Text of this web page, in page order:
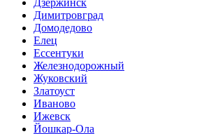
Димитровград
Домодедово
Елец
Ессентуки
Железнодорожный
Жуковский
Златоуст
Иваново
Ижевск
Йошкар-Ола